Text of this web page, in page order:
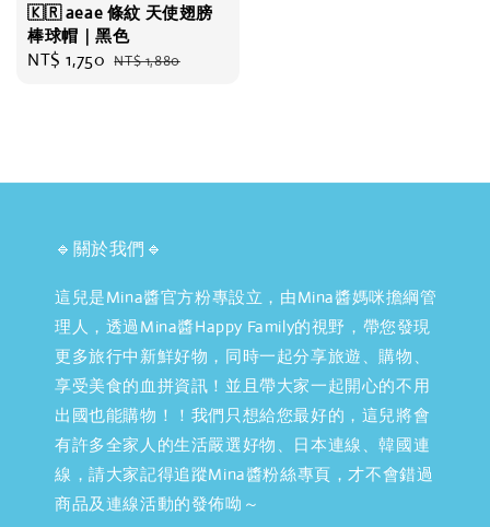
🇰🇷 aeae 條紋 天使翅膀
棒球帽｜黑色
Sale
NT$ 1,750 Regular
NT$ 1,880
🔹關於我們🔹
這兒是Mina醬官方粉專設立，由Mina醬媽咪擔綱管
理人，透過Mina醬Happy Family的視野，帶您發現
更多旅行中新鮮好物，同時一起分享旅遊、購物、
享受美食的血拼資訊！並且帶大家一起開心的不用
出國也能購物！！我們只想給您最好的，這兒將會
有許多全家人的生活嚴選好物、日本連線、韓國連
線，請大家記得追蹤Mina醬粉絲專頁，才不會錯過
商品及連線活動的發佈呦～